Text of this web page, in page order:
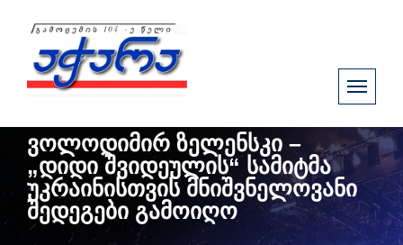
ვოლოდიმირ ზელენსკი –
„დიდი შვიდეულის“ სამიტმა
უკრაინისთვის მნიშვნელოვანი
შედეგები გამოიღო